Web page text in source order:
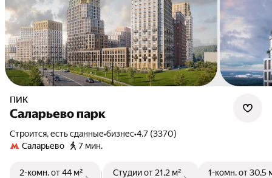
ПИК
Саларьево парк
Строится, есть сданные•бизнес•4.7 (3370)
Саларьево
7 мин.
2-комн.от 44 м²
Студииот 21,2 м²
1-комн.от 30,5